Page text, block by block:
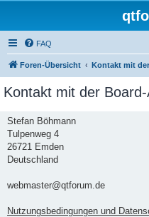
FAQ
Foren-Übersicht Kontakt mit
Kontakt mit der
Stefan Böhmann
Tulpenweg 4
26721 Emden
Deutschland
webmaster@qtforum.de
Nutzungsbedingungen und